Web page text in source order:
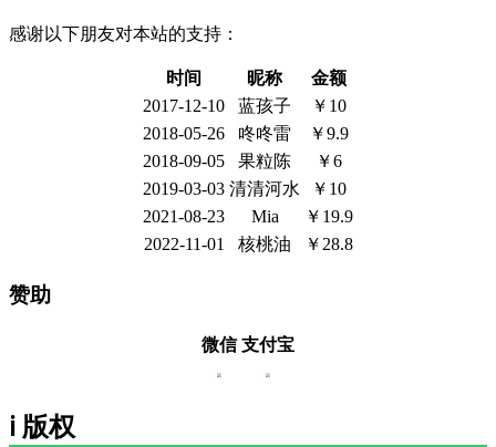
感谢以下朋友对本站的支持：
时间 昵称
金额
2017-12-10
蓝孩子
￥10
2018-05-26
咚咚雷
￥9.9
2018-09-05
果粒陈
￥6
2019-03-03 清清河水
￥10
2021-08-23
Mia
￥19.9
2022-11-01
核桃油 ￥28.8
赞助
微信 支付宝
ℹ️ 版权